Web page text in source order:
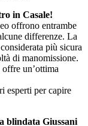
in Casale!
offrono entrambe
differenze. La
più sicura
di manomissione.
offre un’ottima
esperti per capire
blindata Giussani